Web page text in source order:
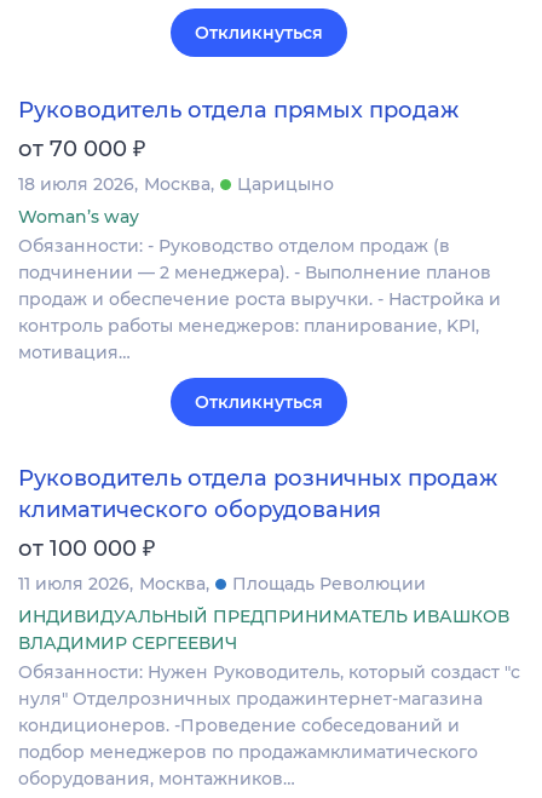
Откликнуться
Руководитель отдела прямых продаж
от 70 000 ₽
18 июля 2026 Москва
Царицыно
Woman’s way
Обязанности: - Руководство отделом продаж (в
подчинении — 2 менеджера). - Выполнение планов
продаж и обеспечение роста выручки. - Настройка и
контроль работы менеджеров: планирование, KPI,
мотивация…
Откликнуться
Руководитель отдела розничных продаж
климатического оборудования
от 100 000 ₽
11 июля 2026 Москва
Площадь Революции
ИНДИВИДУАЛЬНЫЙ ПРЕДПРИНИМАТЕЛЬ ИВАШКОВ
ВЛАДИМИР СЕРГЕЕВИЧ
Обязанности: Нужен Руководитель, который создаст "с
нуля" Отделрозничных продажинтернет-магазина
кондиционеров. -Проведение собеседований и
подбор менеджеров по продажамклиматического
оборудования, монтажников…